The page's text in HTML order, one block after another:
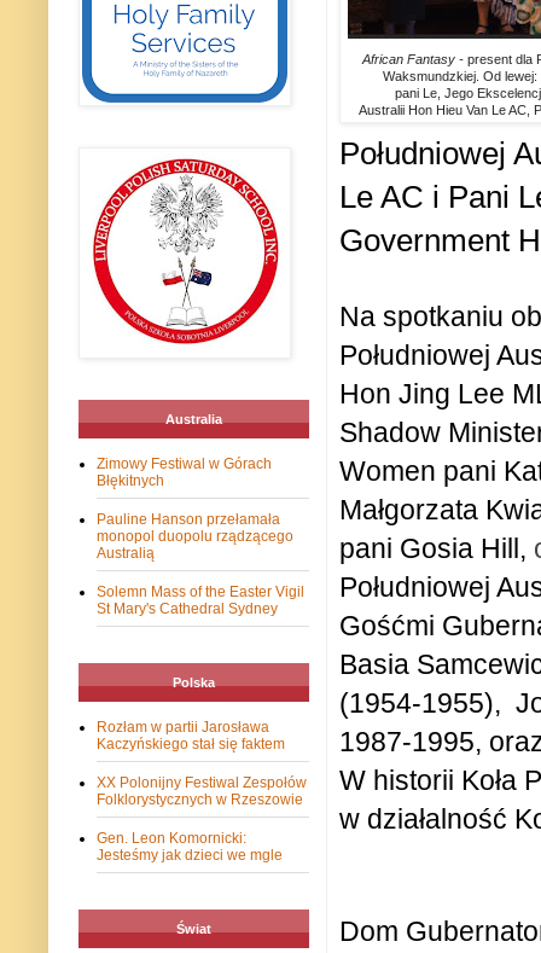
African Fantasy - present dla
Waksmundzkiej. Od
pani Le, Jego
Australii Hon Hieu Van Le AC,
Południowej
Le AC i Pani
Government
Na spotkaniu
Południowej
Hon Jing Lee
Shadow
Women pani
Małgorzata
pani Gosia Hill,
Południowej
Gośćmi
Basia
(1954-1955),
1987-1995,
W historii Koła
w działalność
Dom
Australia
Zimowy Festiwal w Górach
Błękitnych
Pauline Hanson przełamała
monopol duopolu rządzącego
Australią
Solemn Mass of the Easter Vigil
St Mary's Cathedral Sydney
Polska
Rozłam w partii Jarosława
Kaczyńskiego stał się faktem
XX Polonijny Festiwal Zespołów
Folklorystycznych w Rzeszowie
Gen. Leon Komornicki:
Jesteśmy jak dzieci we mgle
Świat